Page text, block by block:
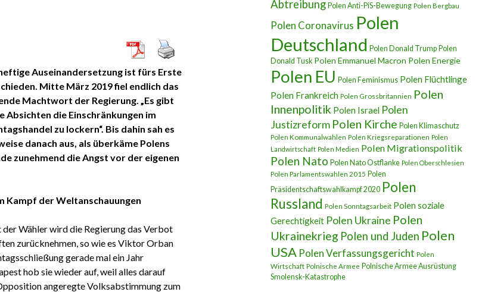
Auseinandersetzung ist fürs Erste
Mitte März 2019 fiel endlich das
Machtwort der Regierung. „Es gibt
Absichten die Einschränkungen im
zu lockern“. Bis dahin sah es
danach aus, als überkäme Polens
zunehmend die Angst vor der eigenen
Kampf der Weltanschauungen
der Wähler wird die Regierung das Verbot
zurücknehmen, so wie es Viktor Orban
gerade mal ein Jahr
hob sie wieder auf, weil alles darauf
angeregte Volksabstimmung zum
Abtreibung Polen Anti-PiS-Bewegung Polen Bergbau
Polen Coronavirus Polen
Deutschland Polen Donald Trump Polen
Donald Tusk Polen Emmanuel Macron Polen Energie
Polen EU Polen Feminismus Polen Flüchtlinge
Polen Frankreich Polen Grossbritannien Polen
Innenpolitik Polen Israel Polen
Justizreform Polen Kirche Polen Klimaschutz
Polen Kommunalwahlen Polen Kriegsreparationen Polen
Landwirtschaft Polen Medien Polen Migrationspolitik
Polen Nato Polen Nato Ostflanke Polen Oberschlesien
Polen Parlamentswahlen 2015 Polen
Präsidentschaftswahlkampf 2020 Polen
Russland Polen Sonntagsarbeit Polen soziale
Gerechtigkeit Polen Ukraine Polen
Ukrainekrieg Polen und Juden Polen
USA Polen Verfassungsgericht Polen
Wirtschaft Polnische Armee Polnische Armee Ausrüstung
Smolensk-Katastrophe